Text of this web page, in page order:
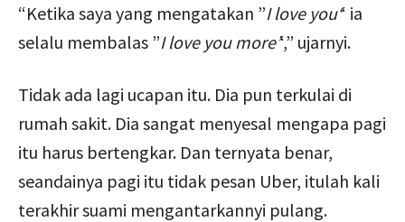
“Ketika saya yang mengatakan ”I love you‘‘ ia
selalu membalas ”I love you more’‘,” ujarnyi.
Tidak ada lagi ucapan itu. Dia pun terkulai di
rumah sakit. Dia sangat menyesal mengapa pagi
itu harus bertengkar. Dan ternyata benar,
seandainya pagi itu tidak pesan Uber, itulah kali
terakhir suami mengantarkannyi pulang.